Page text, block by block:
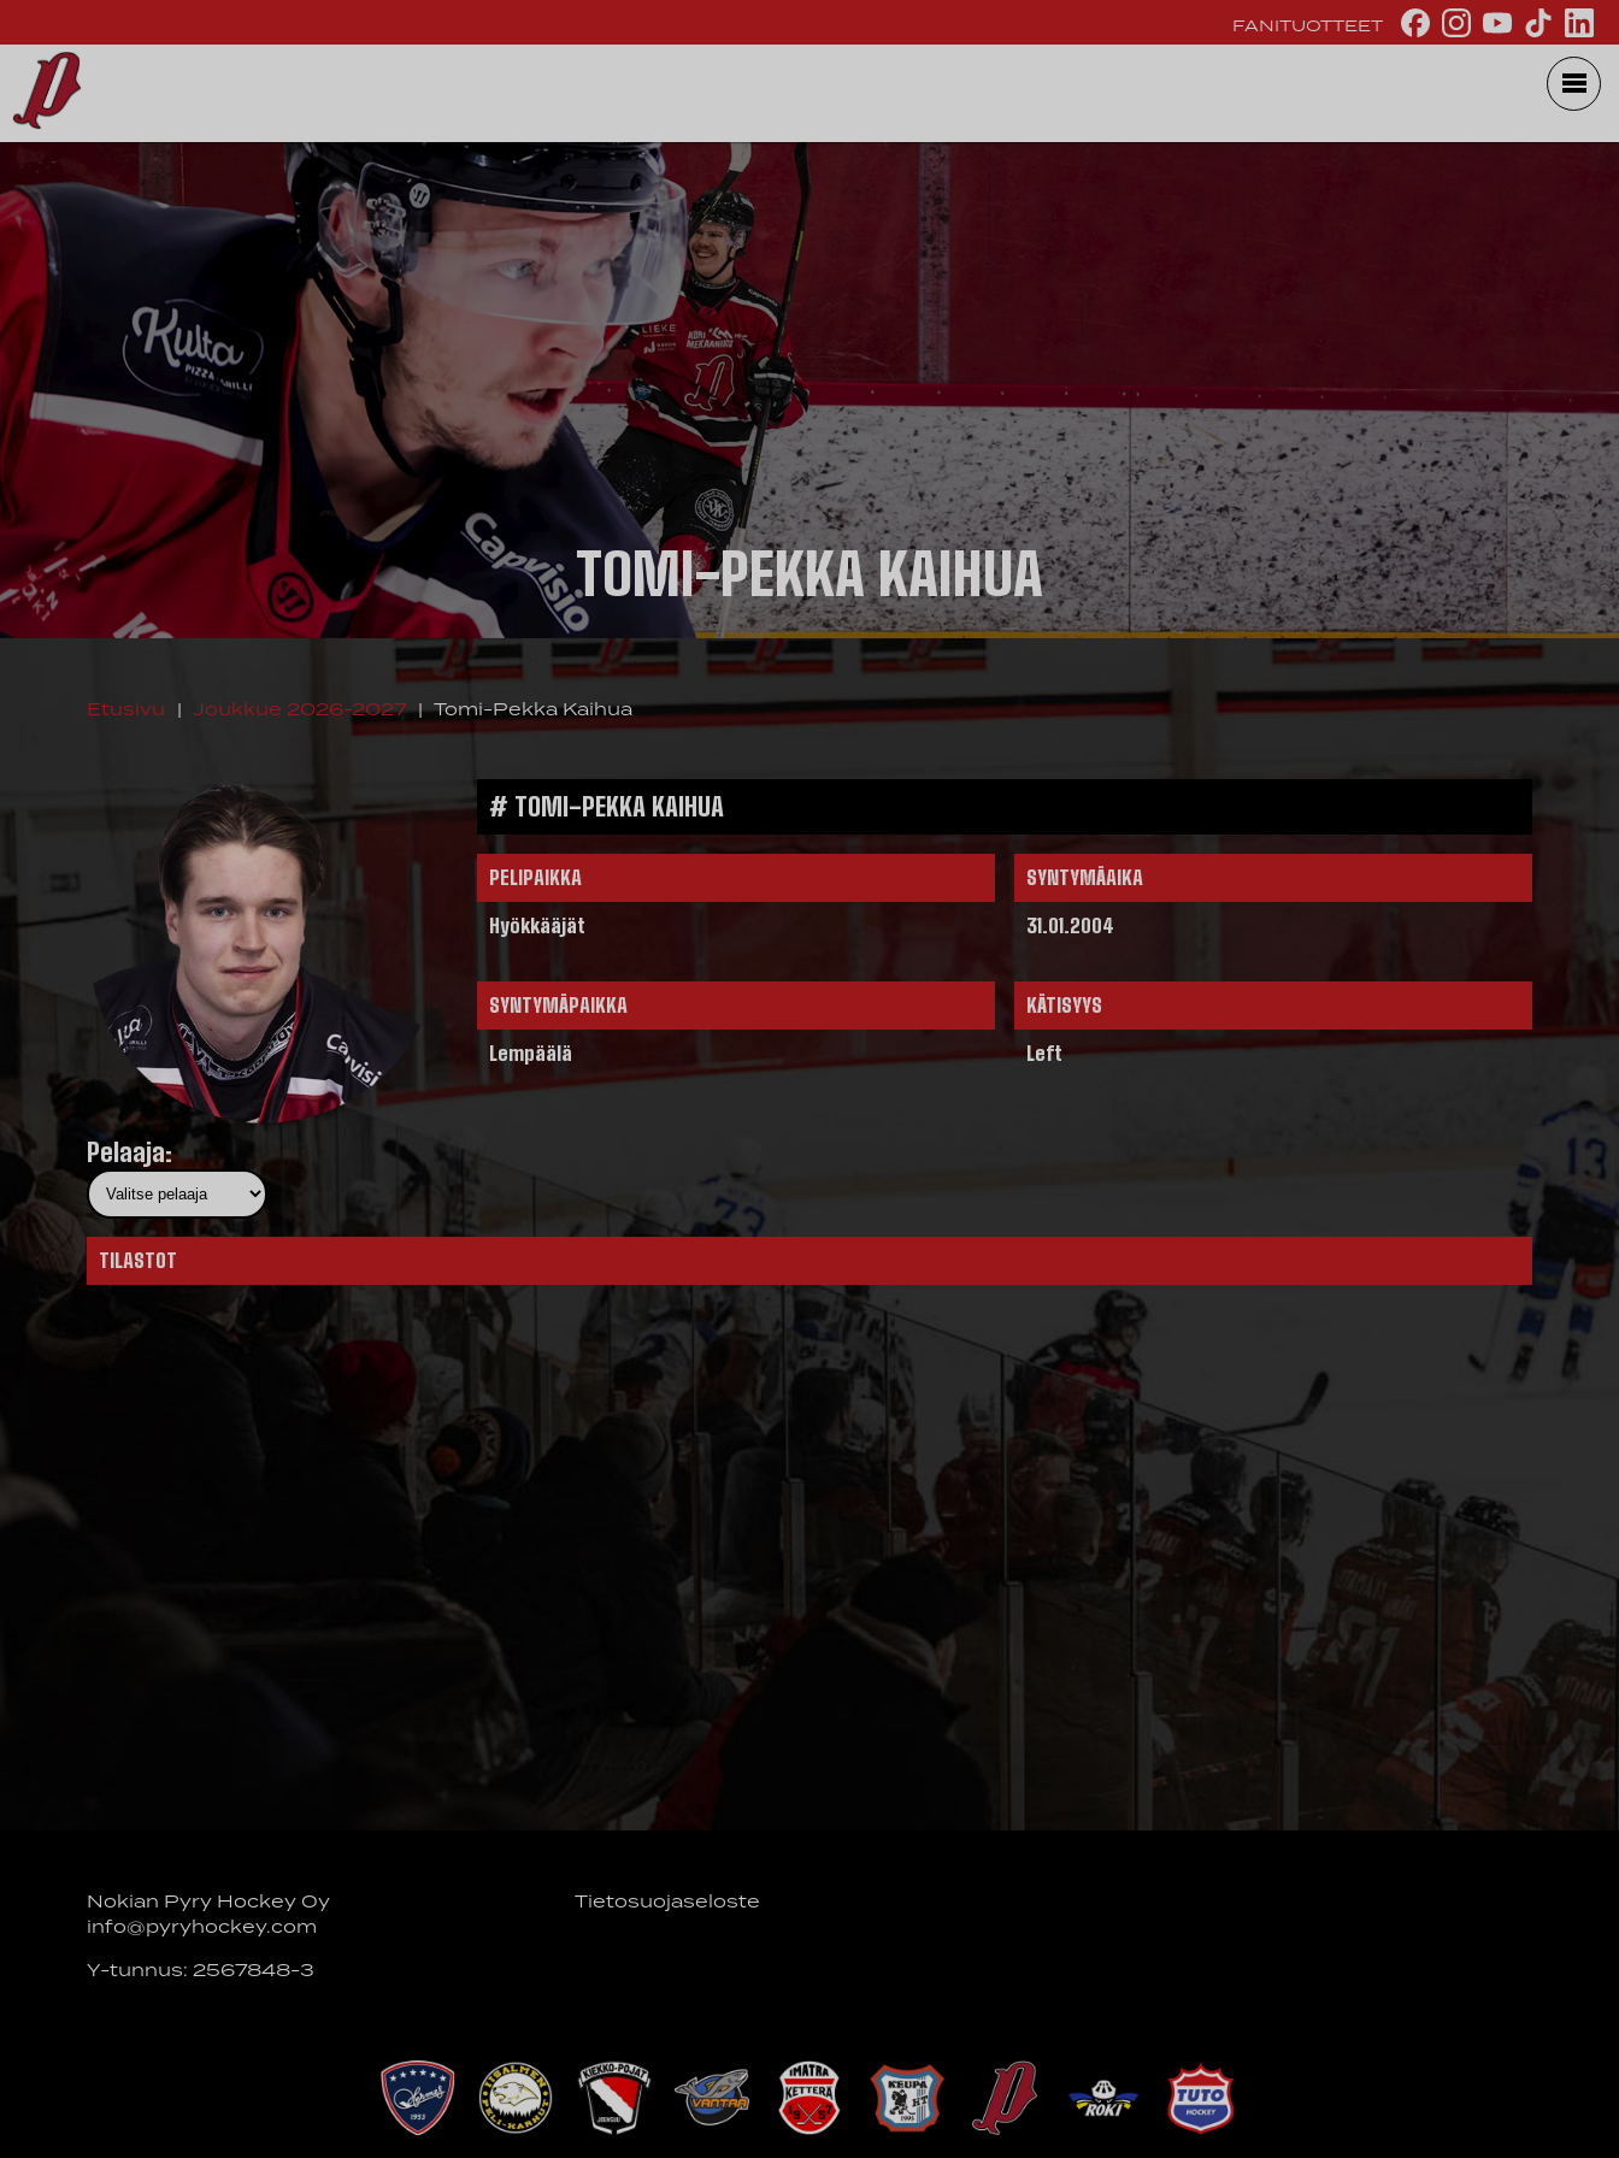
FANITUOTTEET
TOMI-PEKKA KAIHUA
Etusivu | Joukkue 2026-2027 | Tomi-Pekka Kaihua
Pelaaja:
# TOMI-PEKKA KAIHUA
PELIPAIKKA
Hyökkääjät
SYNTYMÄAIKA
31.01.2004
SYNTYMÄPAIKKA
Lempäälä
KÄTISYYS
Left
TILASTOT
Nokian Pyry Hockey Oy
info@pyryhockey.com
Y-tunnus: 2567848-3
Tietosuojaseloste